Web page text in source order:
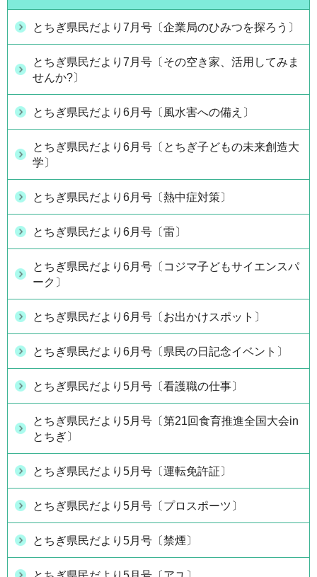
とちぎ県民だより7月号〔企業局のひみつを探ろう〕
とちぎ県民だより7月号〔その空き家、活用してみま
せんか?〕
とちぎ県民だより6月号〔風水害への備え〕
とちぎ県民だより6月号〔とちぎ子どもの未来創造大
学〕
とちぎ県民だより6月号〔熱中症対策〕
とちぎ県民だより6月号〔雷〕
とちぎ県民だより6月号〔コジマ子どもサイエンスパ
ーク〕
とちぎ県民だより6月号〔お出かけスポット〕
とちぎ県民だより6月号〔県民の日記念イベント〕
とちぎ県民だより5月号〔看護職の仕事〕
とちぎ県民だより5月号〔第21回食育推進全国大会in
とちぎ〕
とちぎ県民だより5月号〔運転免許証〕
とちぎ県民だより5月号〔プロスポーツ〕
とちぎ県民だより5月号〔禁煙〕